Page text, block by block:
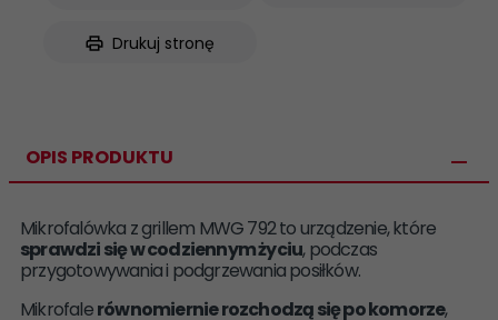
Drukuj stronę
OPIS PRODUKTU
Mikrofalówka z grillem MWG 792 to urządzenie, które
sprawdzi się w codziennym życiu, podczas
przygotowywania i podgrzewania posiłków.
Mikrofalerównomiernie rozchodzą się po komorze,